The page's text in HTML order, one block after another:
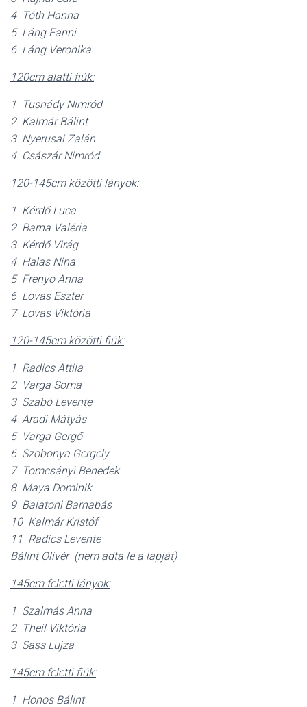
4 Tóth Hanna
5 Láng Fanni
6 Láng Veronika
120cm alatti fiúk:
1 Tusnády Nimród
2 Kalmár Bálint
3 Nyerusai Zalán
4 Császár Nimród
120-145cm közötti lányok:
1 Kérdő Luca
2 Barna Valéria
3 Kérdő Virág
4 Halas Nina
5 Frenyo Anna
6 Lovas Eszter
7 Lovas Viktória
120-145cm közötti fiúk:
1 Radics Attila
2 Varga Soma
3 Szabó Levente
4 Aradi Mátyás
5 Varga Gergő
6 Szobonya Gergely
7 Tomcsányi Benedek
8 Maya Dominik
9 Balatoni Barnabás
10 Kalmár Kristóf
11 Radics Levente
Bálint Olivér (nem adta le a lapját)
145cm feletti lányok:
1 Szalmás Anna
2 Theil Viktória
3 Sass Lujza
145cm feletti fiúk:
1 Honos Bálint